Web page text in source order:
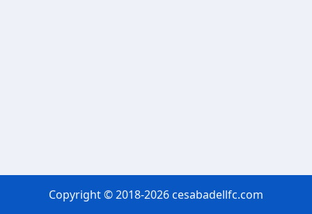
Copyright © 2018-2026 cesabadellfc.com